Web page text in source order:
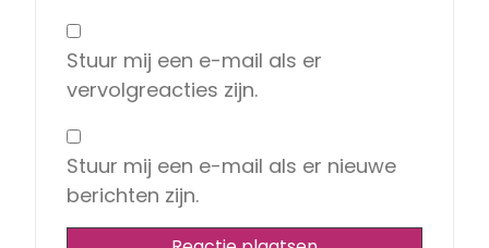
Stuur mij een e-mail als er
vervolgreacties zijn.
Stuur mij een e-mail als er nieuwe
berichten zijn.